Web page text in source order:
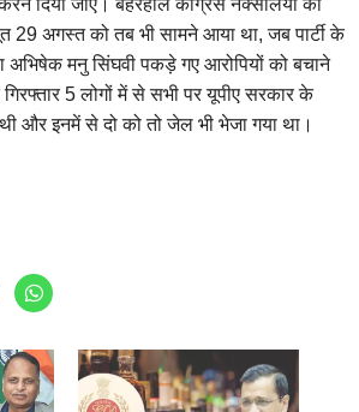
दिया जाए। बहरहाल कांग्रेस नक्सलियों की
29 अगस्त को तब भी सामने आया था, जब पार्टी के
अभिषेक मनु सिंघवी पकड़े गए आरोपियों को बचाने
5 लोगों में से सभी पर यूपीए सरकार के
थी और इनमें से दो को तो जेल भी भेजा गया था।
Click
to
WhatsApp
(Opens
in
new
window)